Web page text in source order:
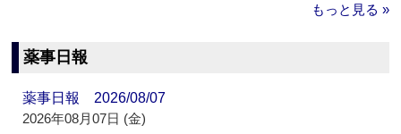
もっと見る »
薬事日報
薬事日報 2026/08/07
2026年08月07日 (金)